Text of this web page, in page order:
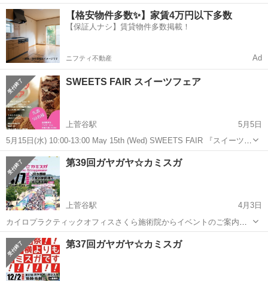
す！♪( ´∀｀)人(´∀｀ )♪ 『第40回ガヤガヤ☆カミスガ』にカイロプラク
ティック体験会として出展させて頂きます🎉 ( ´∀｀ )b 令和元年初イベ
ント! ...
茨城 那珂市 上菅谷駅 その他
【格安物件多数✨】家賃4万円以下多数
【保証人ナシ】賃貸物件多数掲載！
ニフティ不動産 Ad
SWEETS FAIR スイーツフェア
上菅谷駅
5月5日
5月15日(水) 10:00-13:00 May 15th (Wed) SWEETS FAIR 『スイーツフ
ェア』開催！！ ​ 《1階》パウンドケーキ、クッキー、シフォンケー
キ、スコーン、焼き菓子、和菓子、ワッフル、ヴィーガ...
茨城 那珂市 上菅谷駅 その他
第39回ガヤガヤ☆カミスガ
上菅谷駅
4月3日
カイロプラクティックオフィスさくら施術院からイベントのご案内で
す！♪( ´∀｀)人(´∀｀ )♪ 『第39回ガヤガヤ☆カミスガ』にカイロプラク
ティック体験会として出展させて頂きます🎉 ( ´∀｀ )b ◆日時 平成31
年...
茨城 那珂市 上菅谷駅 その他
第37回ガヤガヤ☆カミスガ